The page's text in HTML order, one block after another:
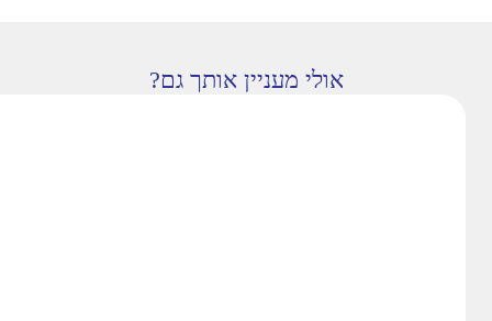
אולי מעניין אותך גם?